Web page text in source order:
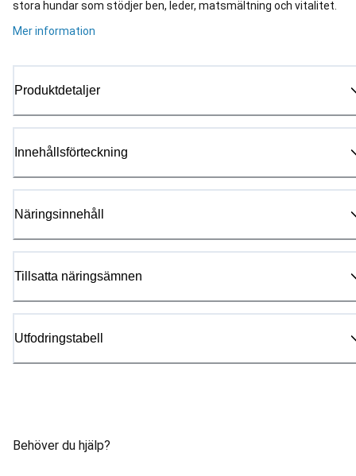
stora hundar som stödjer ben, leder, matsmältning och vitalitet.
Mer information
Produktdetaljer
Innehållsförteckning
Näringsinnehåll
Tillsatta näringsämnen
Utfodringstabell
Behöver du hjälp?